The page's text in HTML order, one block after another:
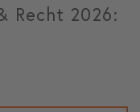
Recht 2026: